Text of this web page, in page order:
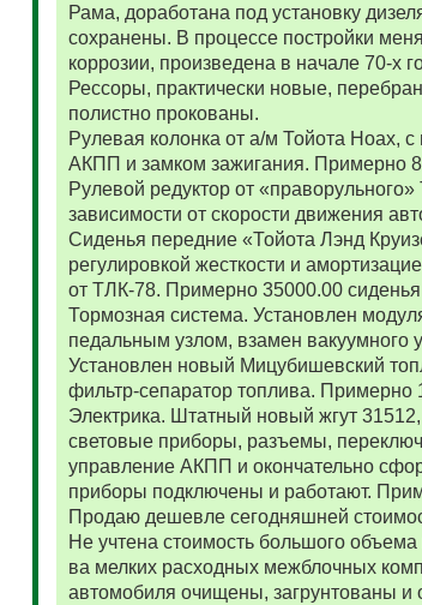
Рама, доработана под установку
сохранены. В процессе постройки
коррозии, произведена в начале 70-х
Рессоры, практически новые,
полистно прокованы.
Рулевая колонка от а/м Тойота Ноах,
АКПП и замком зажигания. Примерно
Рулевой редуктор от
зависимости от скорости движения
Сиденья передние «Тойота Лэнд
регулировкой жесткости и
от ТЛК-78. Примерно 35000.00
Тормозная система. Установлен
педальным узлом, взамен вакуумного
Установлен новый Мицубишевский
фильтр-сепаратор топлива. Примерно
Электрика. Штатный новый жгут
световые приборы, разъемы,
управление АКПП и окончательно
приборы подключены и работают.
Продаю дешевле сегодняшней
Не учтена стоимость большого
ва мелких расходных межблочных
автомобиля очищены, загрунтованы